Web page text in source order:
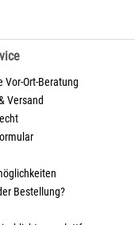
Vor-Ort-Beratung
Versand
Bestellung?